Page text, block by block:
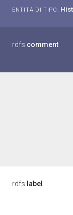
ENTITÀ DI TIPO:
rdfs:comment
rdfs: label